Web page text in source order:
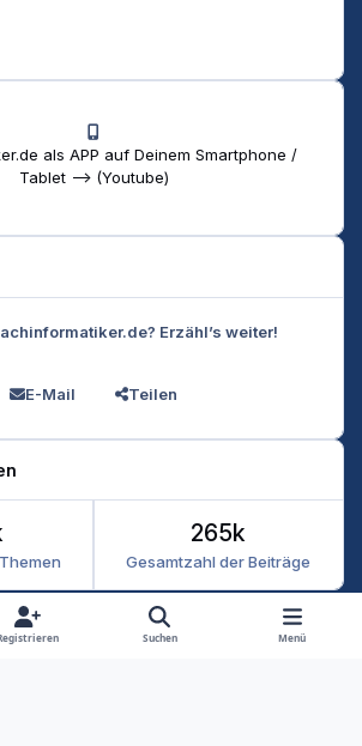
als APP auf Deinem Smartphone /
Tablet --> (Youtube)
Erzähl’s weiter!
E-Mail Teilen
Gesamtzahl der Beiträge
265k
Suchen Menü